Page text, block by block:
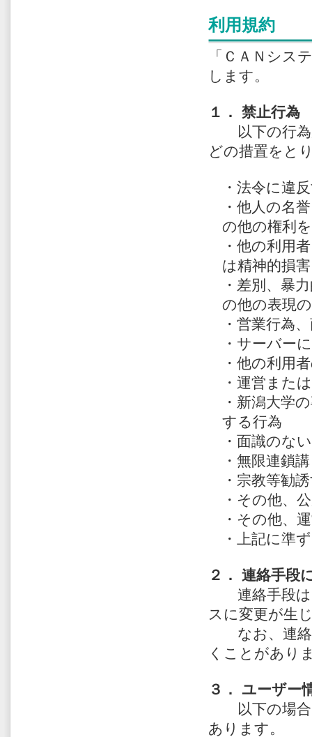
利用規約
「ＣＡＮシス
します。
１． 禁止行為
以下の行為
どの措置をと
・法令に違
・他人の名
の他の権利
・他の利用
は精神的損
・差別、暴
の他の表現
・営業行為
・サーバー
・他の利用
・運営また
・新潟大学
する行為
・面識のな
・無限連鎖
・宗教等勧
・その他、
・その他、
・上記に準
２． 連絡手段
連絡手段は
スに変更が生
なお、連絡
くことがあり
３． ユーザー
以下の場合
あります。